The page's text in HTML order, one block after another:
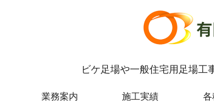
ビケ足場や一般住宅用足場
業務案内 施工実績